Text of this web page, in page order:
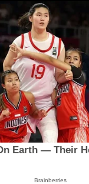
Earth — Their
Brainberries